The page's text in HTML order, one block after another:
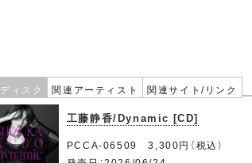
ィスク 関連アーティスト 関連サイト/リンク
工藤静香/Dynamic [CD]
PCCA-06509 3,300円（税込）